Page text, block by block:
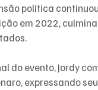
política
em 2022,
do evento, Jordy
expressando